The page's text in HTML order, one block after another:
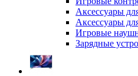
Аксессуары
Аксессуары
Игровые
Зарядные